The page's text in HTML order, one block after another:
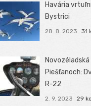
Havária
Bystrici
28. 8. 2023 31
Piešťanoch:
R-22
2. 9. 2023 29